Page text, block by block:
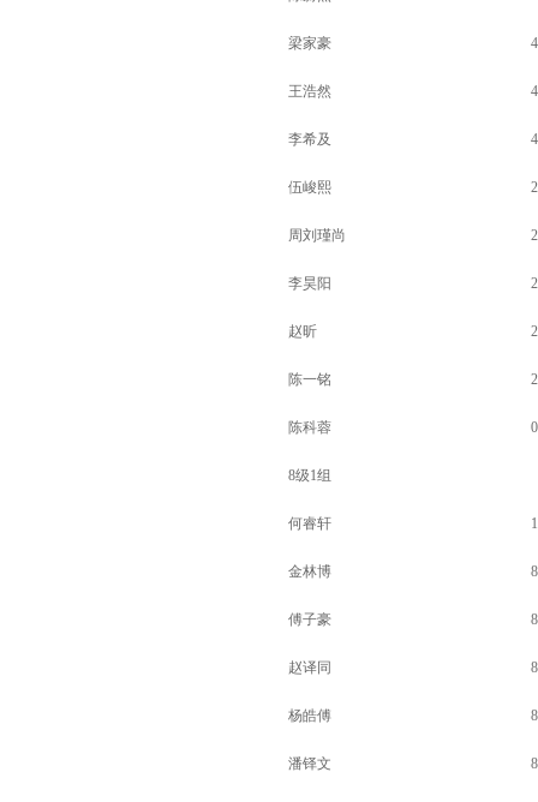
梁家豪 4
王浩然 4
李希及 4
伍峻熙 2
周刘瑾尚 2
李昊阳 2
赵昕 2
陈一铭 2
陈科蓉 0
8级1组
何睿轩
金林博 8
傅子豪 8
赵译同 8
杨皓傅 8
潘铎文 8